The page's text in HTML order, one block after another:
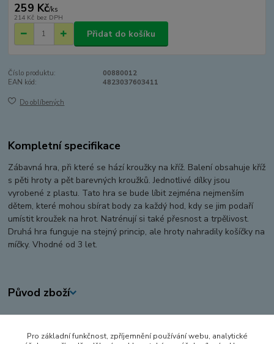
259 Kč/ks
214 Kč bez DPH
Přidat do košíku
Číslo produktu:
00880012
EAN kód:
4823037603411
Do oblíbených
Kompletní specifikace
Zábavná hra, při které se hází kroužky na kříž. Balení obsahuje kříž
s pěti hroty a pět barevných kroužků. Jednotlivé dílky jsou
vyrobené z plastu. Tato hra se bude líbit zejména nejmenším
dětem, které mohou sbírat body za každý hod, kdy se jim podaří
umístit kroužek na hrot. Natrénují si také přesnost a trpělivost.
Druhá hra funguje na stejný princip, ale hroty nahradily košíčky na
míčky. Vhodné od 3 let.
Původ zboží
Zboží zařazeno v kategoriích
HRAČKY NA VEN A SPORT
Pro základní funkčnost, zpříjemnění používání webu, analytické